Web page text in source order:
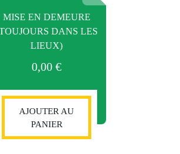
MISE EN DEMEURE
DANS LES
LIEUX)
0,00 €
AJOUTER AU
PANIER